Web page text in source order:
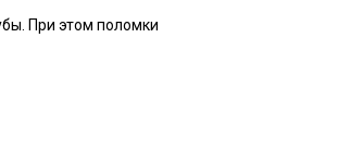
При этом поломки